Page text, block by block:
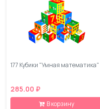
177 Кубики "Умная математика"
285.00 ₽
В корзину